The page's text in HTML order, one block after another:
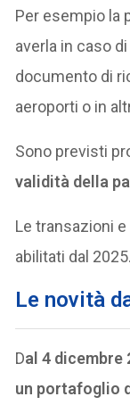
Per esempio la
averla in caso
documento di
aeroporti o in
Sono previsti
validità della
Le transazioni
abilitati dal 2025.
Le novità
Dal 4
un portafoglio